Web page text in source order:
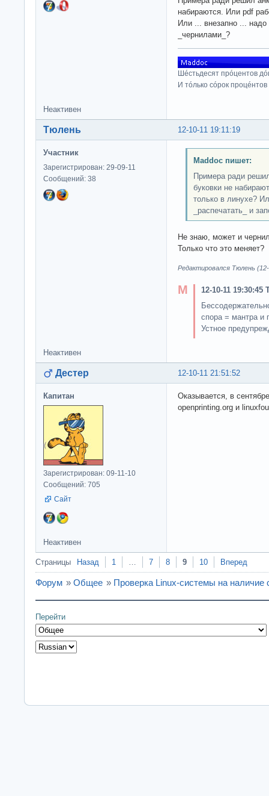
набираются. Или pdf
Или ... внезапно ... надо
_чернилами_?
Шéстьдесят прóцентов
И тóлько сóрок
Неактивен
12-10-11 19:11:19
Тюлень
Участник
Зарегистрирован: 29-09-11
Сообщений: 38
Maddoc пишет:
Примера ради
буковки не
только в линухе?
_распечатать_ и
Не знаю, может и
Только что это меняет?
Редактировался Тюлень
12-10-11
спора = мантра и
Устное
Неактивен
12-10-11 21:51:52
Дестер
Капитан
Зарегистрирован: 09-11-10
Сообщений: 705
Сайт
Оказывается, в
openprinting.org и
Неактивен
Страницы Назад 1 7 8 9 10 Вперед
Форум » Общее » Проверка Linux-системы на наличие
Перейти